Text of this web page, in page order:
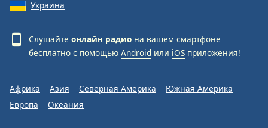
Украина
Слушайте онлайн радио на вашем смартфоне
бесплатно с помощью Android или iOS приложения!
Африка Азия Северная Америка
Южная Америка
Европа
Океания